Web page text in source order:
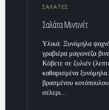
ΣΑΛΑΤΕΣ
Σαλάτα Μιντινέτ
Υλικά: Ξυνόμηλα
γραβιέρα μαγιονέζα
Κόβετε σε ζυλιέν
καθαρισμένα
βρασμένου
σέλερι...